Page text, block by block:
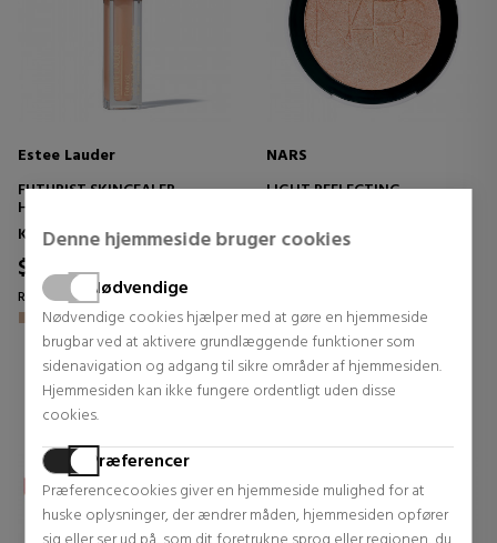
Denne hjemmeside bruger cookies
Nødvendige
Nødvendige cookies hjælper med at gøre en hjemmeside
brugbar ved at aktivere grundlæggende funktioner som
sidenavigation og adgang til sikre områder af hjemmesiden.
Hjemmesiden kan ikke fungere ordentligt uden disse
cookies.
Præferencer
Præferencecookies giver en hjemmeside mulighed for at
huske oplysninger, der ændrer måden, hjemmesiden opfører
Estee Lauder
FUTURIST SKINCEALER
HUDTONEKORREKTOR +
BLØD ILLUMINATOR
Korrektorer
$53.90
Regular price $56.75
0 reviews
NARS
LIGHT REFLECTING
Bronzing pudder
0 reviews